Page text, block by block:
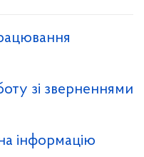
зі зверненнями
інформацію